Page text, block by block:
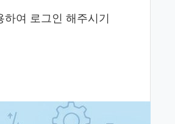
여 로그인 해주시기